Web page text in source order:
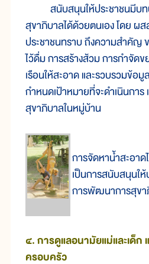
สนับสนุนให้ประชาชนมีบท
สุขาภิบาลได้ด้วยตนเอง โดย ผส
ประชาชนทราบ ถึงความสำคัญ
ไว้ดื่ม การสร้างส้วม การกำจัด
เรือนให้สะอาด และรวบรวมข้อ
กำหนดเป้าหมายที่จะดำเนินกา
สุขาภิบาลในหมู่บ้าน
การจัดหาน้ำสะอาด
เป็นการสนับสนุนใ
การพัฒนาการสุขา
๔. การดูแลอนามัยแม่และเด็ก
ครอบครัว